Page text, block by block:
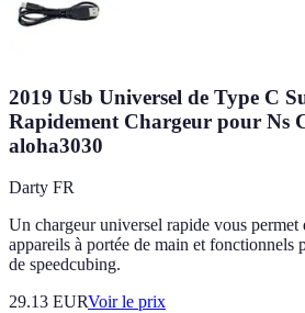
2019 Usb Universel de Type C
Rapidement Chargeur pour Ns
aloha3030
Darty FR
Un chargeur universel rapide vous permet
appareils à portée de main et fonctionnels
de speedcubing.
29.13 EURVoir le prix